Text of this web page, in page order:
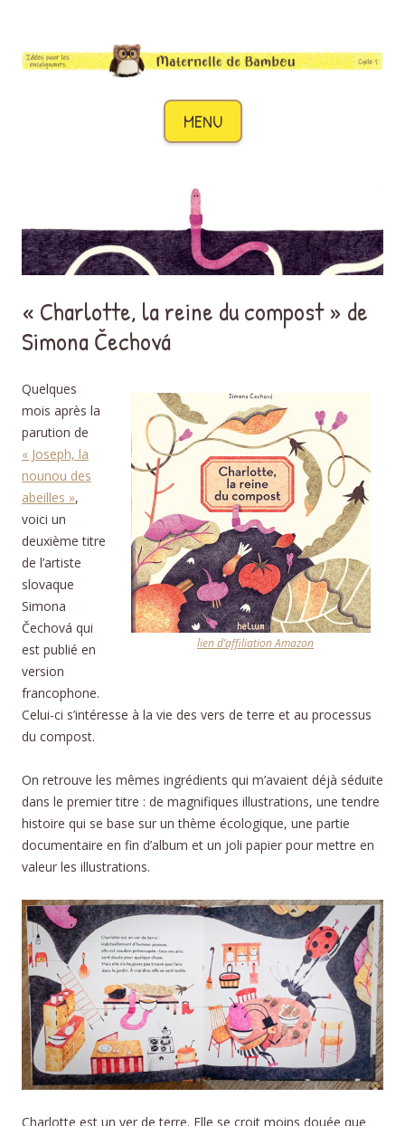
MENU
Aller au contenu
« Charlotte, la reine du compost » de
Simona Čechová
lien d’affiliation Amazon
Quelques
mois après la
parution de
« Joseph, la
nounou des
abeilles »,
voici un
deuxième titre
de l’artiste
slovaque
Simona
Čechová qui
est publié en
version
francophone.
Celui-ci s’intéresse à la vie des vers de terre et au processus
du compost.
On retrouve les mêmes ingrédients qui m’avaient déjà séduite
dans le premier titre : de magnifiques illustrations, une tendre
histoire qui se base sur un thème écologique, une partie
documentaire en fin d’album et un joli papier pour mettre en
valeur les illustrations.
Charlotte est un ver de terre. Elle se croit moins douée que